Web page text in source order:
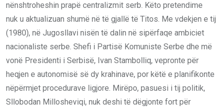
nënshtroheshin prapë centralizmit serb. Këto pretendime
nuk u aktualizuan shumë në të gjallë të Titos. Me vdekjen e tij
(1980), në Jugosllavi nisën të dalin në sipërfaqe ambiciet
nacionaliste serbe. Shefi i Partisë Komuniste Serbe dhe më
vonë Presidenti i Serbisë, Ivan Stambolliq, vepronte për
heqjen e autonomisë së dy krahinave, por këtë e planifikonte
nëpërmjet procedurave ligjore. Mirëpo, pasuesi i tij politik,
Sllobodan Millosheviqi, nuk deshi të dëgjonte fort për